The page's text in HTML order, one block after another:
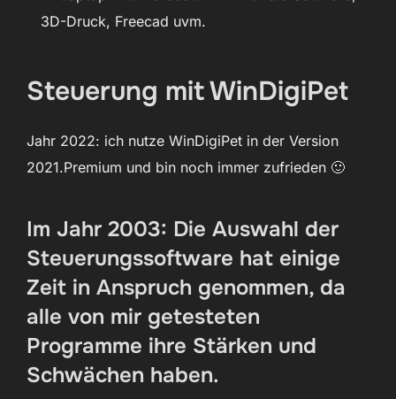
3D-Druck, Freecad uvm.
Steuerung mit WinDigiPet
Jahr 2022: ich nutze WinDigiPet in der Version
2021.Premium und bin noch immer zufrieden 🙂
Im Jahr 2003: Die Auswahl der
Steuerungssoftware hat einige
Zeit in Anspruch genommen, da
alle von mir getesteten
Programme ihre Stärken und
Schwächen haben.